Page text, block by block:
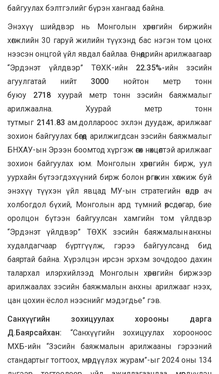
байгуулах бэлтгэлийг бүрэн хангаад байна.
Энэхүү шийдвэр нь Монголын хөрөнгийн биржийн
хөгжлийн 30 гаруй жилийн түүхэнд бас нэгэн том цонх
нээсэн онцгой үйл явдал байлаа. Өнөөдрийн арилжаагаар
“Эрдэнэт үйлдвэр” ТӨХК-ийн 22.35%-ийн зэсийн
агуулгатай нийт3000 нойтон метр тонн
буюу 2718хуурай метр тонн зэсийн баяжмалыг
арилжаална. Хуурай метр тонн
тутмыг 2141.83 ам.доллароос эхлэн дуудаж, арилжааг
зохион байгуулах бөгөөд арилжигдсан зэсийн баяжмалыг
БНХАУ-ын Эрээн боомтод хүргэж өгөх нөхцөлтэй арилжааг
зохион байгуулах юм. Монголын хөрөнгийн бирж, уул
уурхайн бүтээгдэхүүний бирж болон өргөжин хөгжиж буй
энэхүү түүхэн үйл явцад МУ-ын стратегийн өндөр ач
холбогдол бүхий, Монголын ард түмний өөрсдөө гар, бие
оролцон бүтээн байгуулсан хамгийн том үйлдвэр
“Эрдэнэт үйлдвэр” ТӨХК зэсийн баяжмалын анхны
худалдагчаар бүртгүүлж, гэрээ байгуулсанд бид
баяртай байна. Хүрэлцэн ирсэн эрхэм зочдодоо дахин
талархал илэрхийлээд Монголын хөрөнгийн биржээр
арилжаалах зэсийн баяжмалын анхны арилжааг нээх,
цан цохин ёслол нээснийг мэдэгдье” гэв.
Санхүүгийн зохицуулах хорооны дарга
Д.Баярсайхан: “Санхүүгийн зохицуулах хорооноос
МХБ-ийн “Зэсийн баяжмалын арилжааны гэрээний
стандартыг тогтоох, мөрдүүлэх журам”-ыг 2024 оны 134